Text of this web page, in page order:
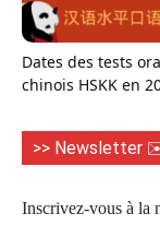
Dates des tests
chinois HSKK en
>> Newsletter
Inscrivez-vous à la